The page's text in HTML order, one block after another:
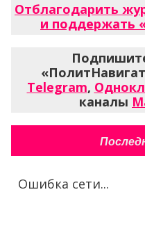
Отблагодарить
и поддержать
Telegram,
каналы
Ошибка сети...